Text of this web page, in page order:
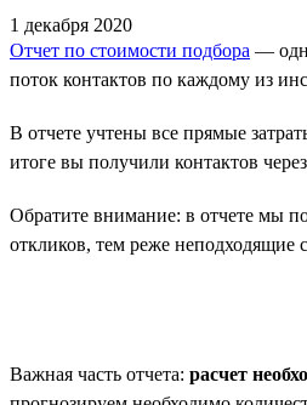
1 декабря 2020
Отчет по стоимости подбора —
поток контактов по каждому из
В отчете учтены все прямые
итоге вы получили контактов
Обратите внимание: в отчете мы
откликов, тем реже неподходящие
Важная часть отчета: расчет